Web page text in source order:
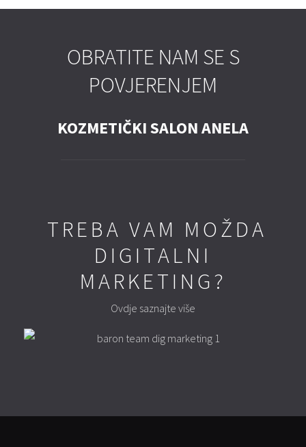
OBRATITE NAM SE S
POVJERENJEM
KOZMETIČKI SALON ANELA
TREBA VAM MOŽDA
DIGITALNI
MARKETING?
Ovdje saznajte više